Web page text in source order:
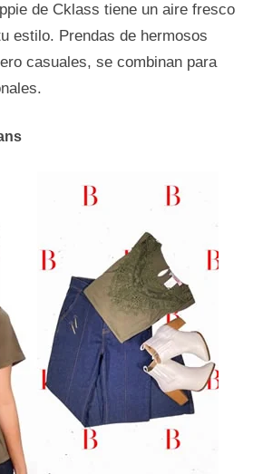
de Cklass tiene un aire fresco
estilo. Prendas de hermosos
casuales, se combinan para